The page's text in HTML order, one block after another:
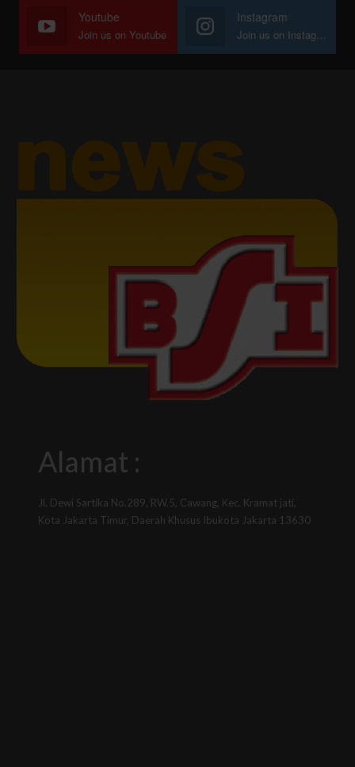
Youtube
Join us on Youtube
Instagram
Join us on Instagram
Alamat :
Jl. Dewi Sartika No.289, RW.5, Cawang, Kec. Kramat jati,
Kota Jakarta Timur, Daerah Khusus Ibukota Jakarta 13630